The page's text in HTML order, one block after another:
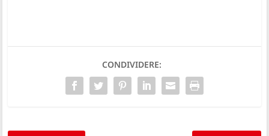
CONDIVIDERE: